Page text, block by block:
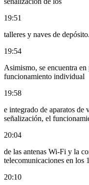
19:51
talleres y naves de depósito.
19:54
Asimismo, se encuentra
funcionamiento individual
19:58
e integrado de aparatos de
señalización, el
20:04
de las antenas Wi-Fi y la
telecomunicaciones en los
20:10